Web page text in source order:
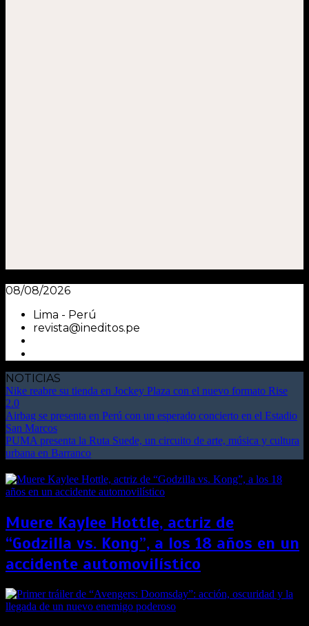
08/08/2026
Lima - Perú
revista@ineditos.pe
NOTICIAS
Nike reabre su tienda en Jockey Plaza con el nuevo formato Rise
2.0
Airbag se presenta en Perú con un esperado concierto en el Estadio
San Marcos
PUMA presenta la Ruta Suede, un circuito de arte, música y cultura
urbana en Barranco
Muere Kaylee Hottle, actriz de
“Godzilla vs. Kong”, a los 18 años en un
accidente automovilístico